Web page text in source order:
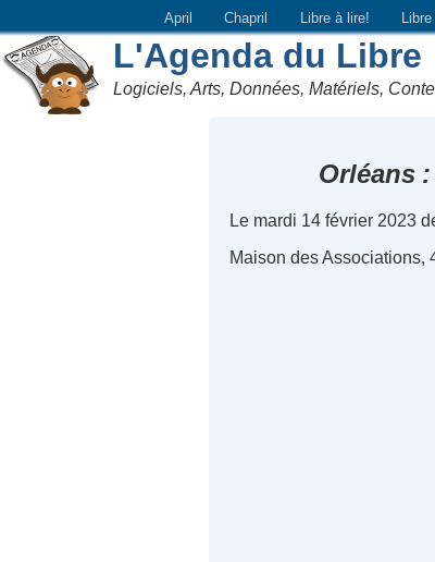
April Chapril Libre à lire!
L'Agenda du Libre
Logiciels, Arts, Données, Matériels,
Orléans
Le mardi 14 février 2023
Maison des Associations,